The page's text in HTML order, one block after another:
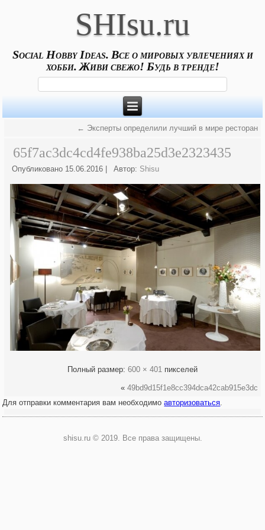
SHIsu.ru
Social Hobby Ideas. Все о мировых увлечениях и
хобби. Живи свежо! Будь в тренде!
← Эксперты определили лучший в мире ресторан
65f7ac3dc4cd4fe938ba25d3e2323435
Опубликовано 15.06.2016 Автор: Shisu
Полный размер: 600 × 401 пикселей
« 49bd9d15f1e8cc394dca42cab915e3dc
Для отправки комментария вам необходимоавторизоваться
shisu.ru © 2019. Все права защищены.